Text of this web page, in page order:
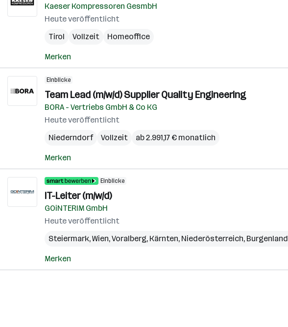
Kaeser Kompressoren GesmbH
Heute veröffentlicht
Tirol
Vollzeit Homeoffice
Merken
Einblicke
Team Lead (m/w/d) Supplier Quality Engineering
BORA - Vertriebs GmbH & Co KG
Heute veröffentlicht
Niederndorf
Vollzeit ab 2.991,17 € monatlich
Merken
Einblicke
IT-Leiter (m/w/d)
GOiNTERIM GmbH
Heute veröffentlicht
Steiermark,Wien,Voralberg, Kärnten, Niederösterreich, Burgenland
Merken